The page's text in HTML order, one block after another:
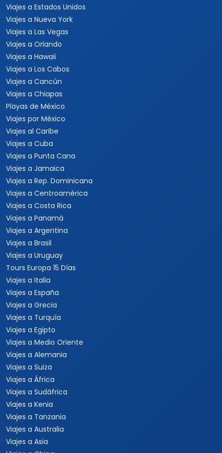
Viajes a Cancún
Viajes a Chiapas
Playas de México
Viajes por México
Viajes al Caribe
Viajes a Cuba
Viajes a Punta Cana
Viajes a Jamaica
Viajes a Rep. Dominicana
Viajes a Centroamérica
Viajes a Costa Rica
Viajes a Panamá
Viajes a Argentina
Viajes a Brasil
Viajes a Uruguay
Tours Europa 15 Días
Viajes a Italia
Viajes a España
Viajes a Grecia
Viajes a Turquía
Viajes a Egipto
Viajes a Medio Oriente
Viajes a Alemania
Viajes a Suiza
Viajes a África
Viajes a Sudáfrica
Viajes a Kenia
Viajes a Tanzania
Viajes a Australia
Viajes a Asia
Viajes a China
Viajes a Corea del Sur
Viajes a Tailandia
Viajes a India
Cruceros